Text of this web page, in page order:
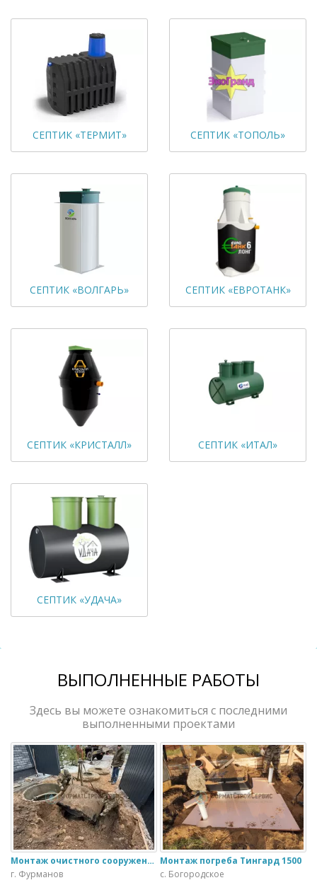
СЕПТИК «ТЕРМИТ» СЕПТИК «ТОПОЛЬ»
СЕПТИК «ВОЛГАРЬ» СЕПТИК «ЕВРОТАНК»
СЕПТИК «КРИСТАЛЛ» СЕПТИК «ИТАЛ»
СЕПТИК «УДАЧА»
ВЫПОЛНЕННЫЕ РАБОТЫ
Здесь вы можете ознакомиться с последними
выполненными проектами
Монтаж очистного сооружения Тверь - 1.1ПН в загородном доме
г. Фурманов
Монтаж погреба Тингард 1500
с. Богородское